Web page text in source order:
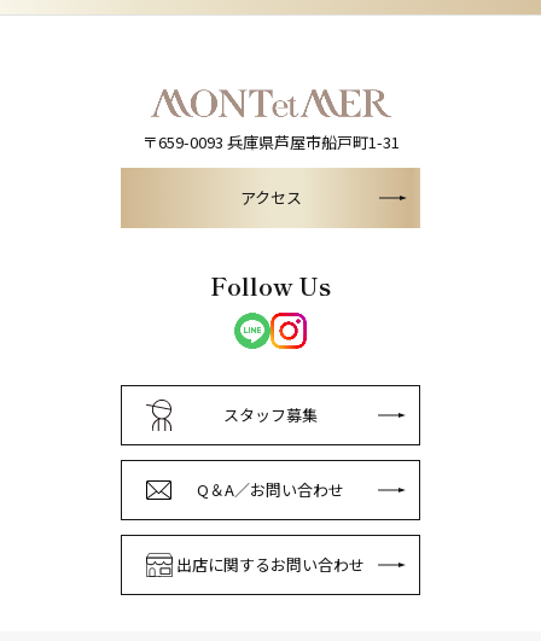
〒659-0093 兵庫県芦屋市船戸町1-31
アクセス
Follow Us
スタッフ募集
Q＆A／お問い合わせ
出店に関するお問い合わせ